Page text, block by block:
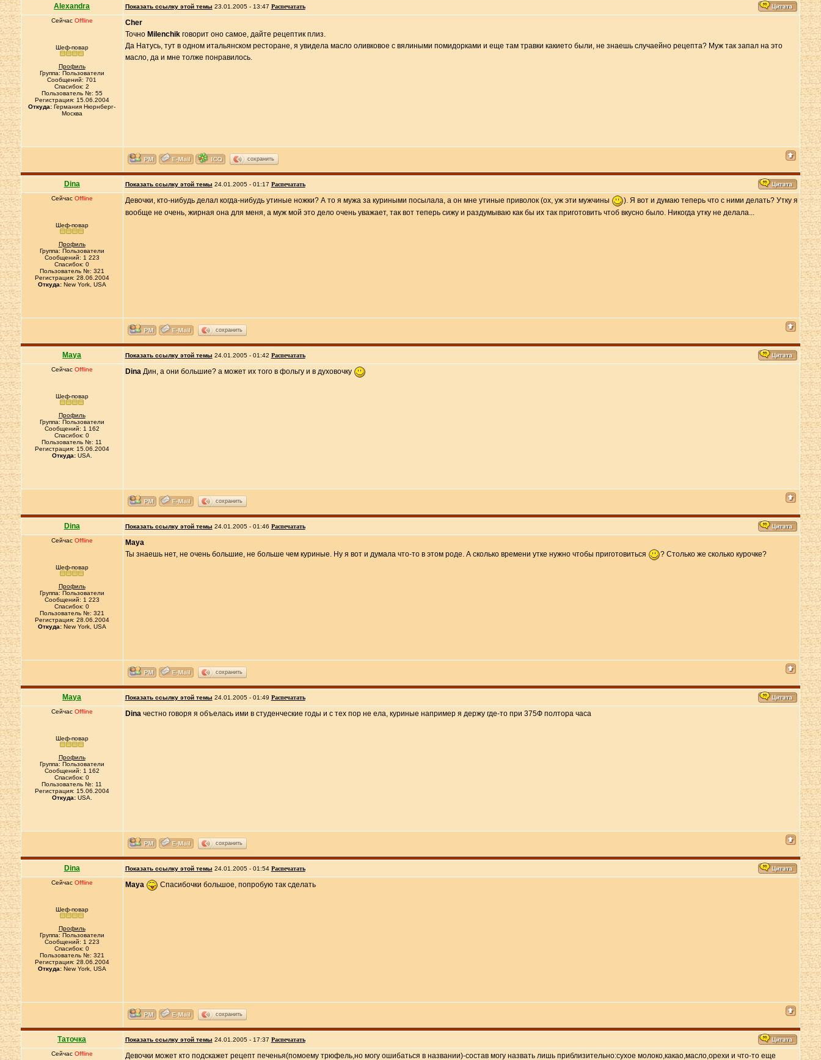
Alexandra Показать ссылку этой темы 23.01.2005 - 13:47 Распечатать
Сейчас Offline
Шеф-повар
Профиль
Группа: Пользователи
Сообщений: 701
Спасибок: 2
Пользователь №: 55
Регистрация: 15.06.2004
Откуда: Германия Нюрнберг-
Москва
Cher
Точно Milenchikговорит оно самое, дайте рецептик плиз.
Да Натусь, тут в одном итальянском ресторане, я увидела масло оливковое с вялиными помидорками и еще там травки какието были, не знаешь случаейно рецепта? Муж так запал на это
масло, да и мне толже понравилось.
сохранить
Dina Показать ссылку этой темы 24.01.2005 - 01:17 Распечатать
Сейчас Offline
Шеф-повар
Профиль
Группа: Пользователи
Сообщений: 1 223
Спасибок: 0
Пользователь №: 321
Регистрация: 28.06.2004
Откуда:New York, USA
Девочки, кто-нибудь делал когда-нибудь утиные ножки? А то я мужа за куриными посылала, а он мне утиные приволок (ох, уж эти мужчины
). Я вот и думаю теперь что с ними делать? Утку я
вообще не очень, жирная она для меня, а муж мой это дело очень уважает, так вот теперь сижу и раздумываю как бы их так приготовить чтоб вкусно было. Никогда утку не делала...
сохранить
Maya Показать ссылку этой темы 24.01.2005 - 01:42 Распечатать
Сейчас Offline
Шеф-повар
Профиль
Группа: Пользователи
Сообщений: 1 162
Спасибок: 0
Пользователь №: 11
Регистрация: 15.06.2004
Откуда:USA.
DinaДин, а они большие? а может их того в фольгу и в духовочку
сохранить
Dina Показать ссылку этой темы 24.01.2005 - 01:46 Распечатать
Сейчас Offline
Шеф-повар
Профиль
Группа: Пользователи
Сообщений: 1 223
Спасибок: 0
Пользователь №: 321
Регистрация: 28.06.2004
Откуда:New York, USA
Maya
Ты знаешь нет, не очень большие, не больше чем куриные. Ну я вот и думала что-то в этом роде. А сколько времени утке нужно чтобы приготовиться
? Столько же сколько курочке?
сохранить
Maya Показать ссылку этой темы 24.01.2005 - 01:49 Распечатать
Сейчас Offline
Шеф-повар
Профиль
Группа: Пользователи
Сообщений: 1 162
Спасибок: 0
Пользователь №: 11
Регистрация: 15.06.2004
Откуда:USA.
Dinaчестно говоря я объелась ими в студенческие годы и с тех пор не ела, куриные например я держу где-то при 375Ф полтора часа
сохранить
Dina Показать ссылку этой темы 24.01.2005 - 01:54 Распечатать
Сейчас Offline
Шеф-повар
Профиль
Группа: Пользователи
Сообщений: 1 223
Спасибок: 0
Пользователь №: 321
Регистрация: 28.06.2004
Откуда:New York, USA
Maya Спасибочки большое, попробую так сделать
сохранить
Таточка Показать ссылку этой темы 24.01.2005 - 17:37 Распечатать
Сейчас Offline
Девочки может кто подскажет рецепт печенья(помоему трюфель,но могу ошибаться в названии)-состав могу назвать лишь приблизительно:сухое молоко,какао,масло,орехи и что-то еще